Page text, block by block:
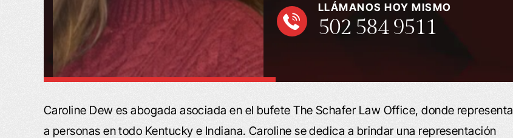
LLÁMANOS HOY MISMO
502 584 9511
Caroline Dew es abogada asociada en el bufete The Schafer Law Office, donde representa
a personas en todo Kentucky e Indiana. Caroline se dedica a brindar una representación